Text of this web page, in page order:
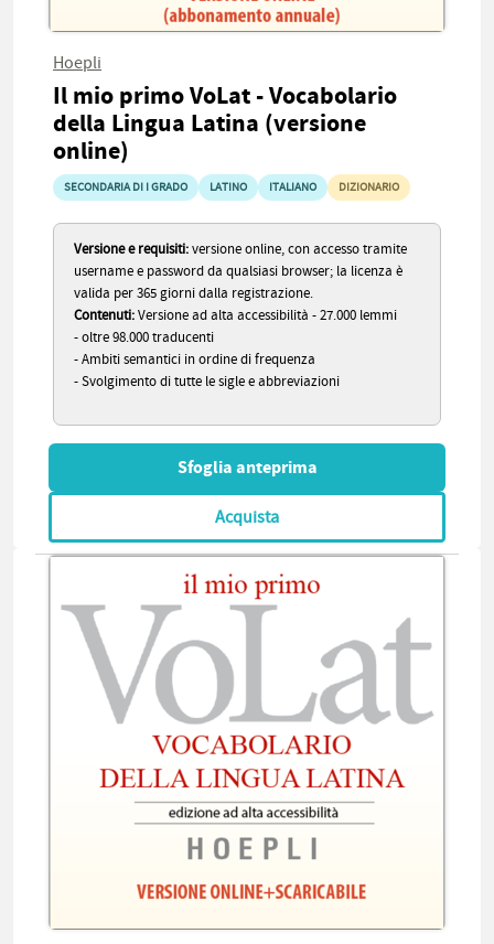
Hoepli
Il mio primo VoLat - Vocabolario
della Lingua Latina (versione
online)
SECONDARIA DI I GRADO LATINO ITALIANO DIZIONARIO
Versione e requisiti:versione online, con accesso tramite
username e password da qualsiasi browser; la licenza è
valida per 365 giorni dalla registrazione.
Contenuti:Versione ad alta accessibilità - 27.000 lemmi
- oltre 98.000 traducenti
- Ambiti semantici in ordine di frequenza
- Svolgimento di tutte le sigle e abbreviazioni
Sfoglia anteprima
Acquista